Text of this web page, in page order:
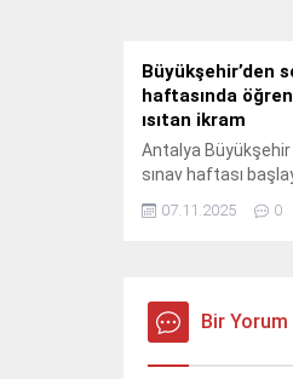
Büyükşehir’den
haftasında
ısıtan ikram
Antalya Büyükşehir
sınav haftası
çorba ikramında
07.11.2025 0
Bir Yorum